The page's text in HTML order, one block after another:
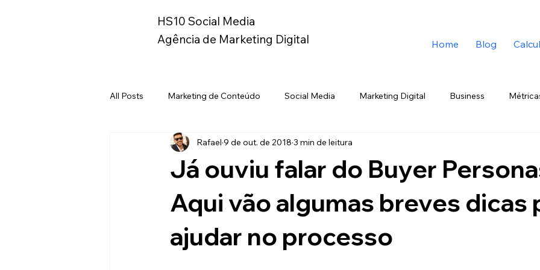
Home Blog
HS10 Social Media
Agência de Marketing Digital
All Posts Marketing de Conteúdo Social Media Marketing Digital Business
Instagram Metaverso Big Data TikTok
Branding Marketing de Emboscada Telegram Black Friday
Copywriting Geração Z Chatbot ChatGPT Google
Já ouviu falar do Buyer
Aqui vão algumas breves dicas
ajudar no processo
Rafael 9 de out. de 2018 3 min de leitura